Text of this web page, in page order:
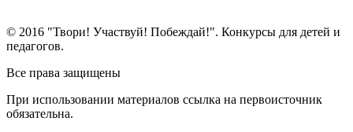
© 2016 "Твори! Участвуй! Побеждай!". Конкурсы для детей и
педагогов.
Все права защищены
При использовании материалов ссылка на первоисточник
обязательна.